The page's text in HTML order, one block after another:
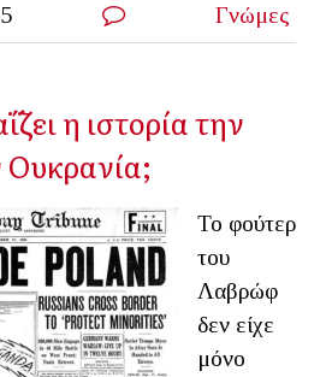
Γνώμες
η ιστορία την
Ουκρανία;
Το φούτερ
του
Λαβρώφ
δεν είχε
μόνο